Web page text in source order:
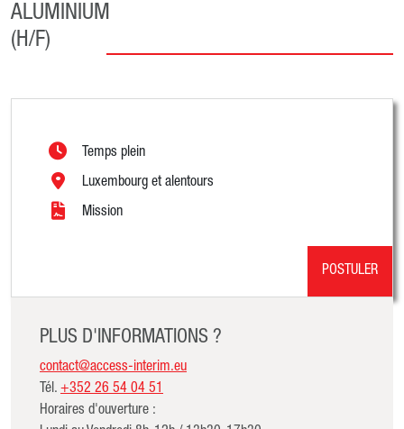
ALUMINIUM
(H/F)
Temps plein
Luxembourg et alentours
Mission
POSTULER
PLUS D'INFORMATIONS ?
contact@access-interim.eu
Tél. +352 26 54 04 51
Horaires d'ouverture :